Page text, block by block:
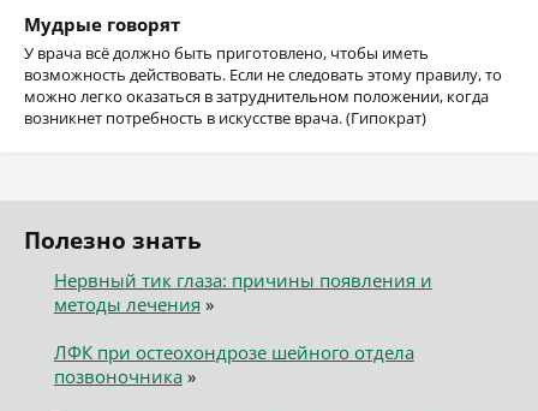
Мудрые говорят
У врача всё должно быть приготовлено, чтобы иметь
возможность действовать. Если не следовать этому правилу, то
можно легко оказаться в затруднительном положении, когда
возникнет потребность в искусстве врача. (Гипократ)
Полезно знать
Нервный тик глаза: причины появления и
методы лечения »
ЛФК при остеохондрозе шейного отдела
позвоночника»